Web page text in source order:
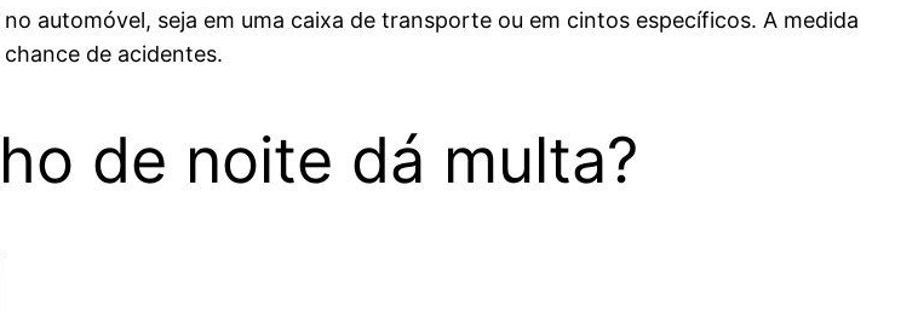
automóvel, seja em uma caixa de transporte ou em cintos específicos. A medida
de acidentes.
de noite dá multa?